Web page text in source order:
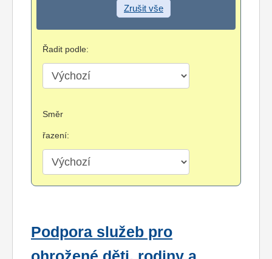
Zrušit vše
Řadit podle:
Směr
řazení:
Podpora služeb pro